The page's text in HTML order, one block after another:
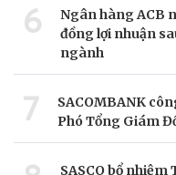
6
Ngân hàng ACB
đồng lợi nhuận
ngành
7
SACOMBANK
Phó Tổng Giám
SASCO bổ